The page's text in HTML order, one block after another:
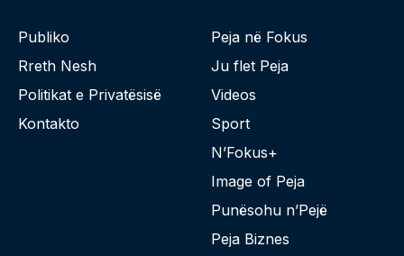
Publiko
Rreth Nesh
Politikat e Privatësisë
Kontakto
Peja në Fokus
Ju flet Peja
Videos
Sport
N’Fokus+
Image of Peja
Punësohu n’Pejë
Peja Biznes